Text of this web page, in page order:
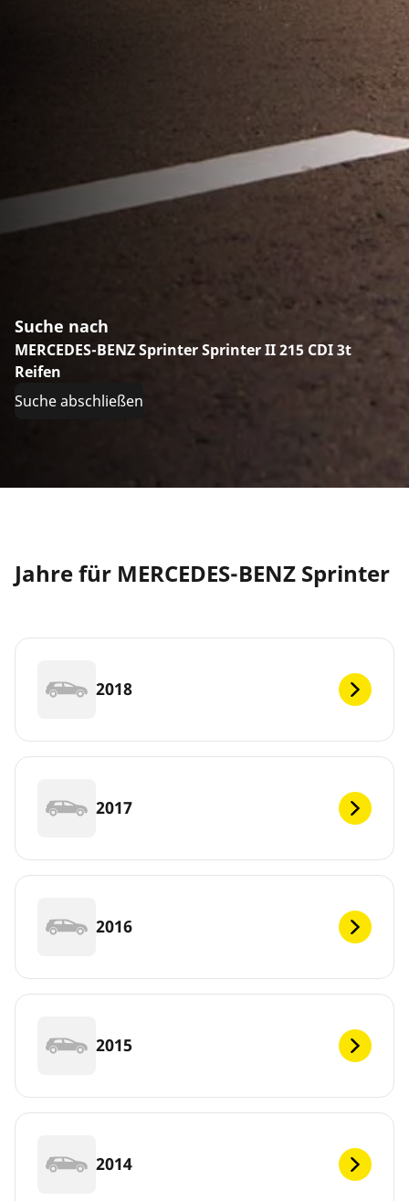
Suche nach
MERCEDES-BENZ Sprinter Sprinter II 215 CDI 3t
Reifen
Suche abschließen
Jahre für MERCEDES-BENZ Sprinter
2018
2017
2016
2015
2014